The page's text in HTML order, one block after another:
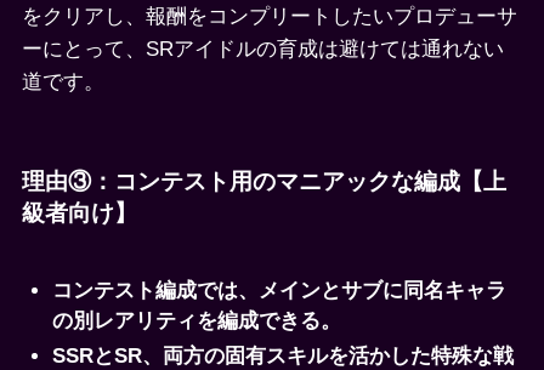
をクリアし、報酬をコンプリートしたいプロデューサ
ーにとって、SRアイドルの育成は避けては通れない
道です。
理由③：コンテスト用のマニアックな編成【上
級者向け】
コンテスト編成では、メインとサブに同名キャラ
の別レアリティを編成できる。
SSRとSR、両方の固有スキルを活かした特殊な戦